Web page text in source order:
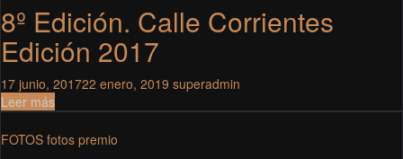
8º Edición. Calle Corrientes
Edición 2017
17 junio, 201722 enero, 2019 superadmin
Leer más
FOTOS fotos premio